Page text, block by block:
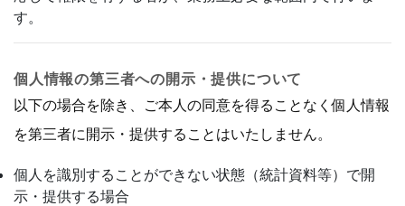
す。
個人情報の第三者への開示・提供について
以下の場合を除き、ご本人の同意を得ることなく個人情報
を第三者に開示・提供することはいたしません。
個人を識別することができない状態（統計資料等）で開
示・提供する場合